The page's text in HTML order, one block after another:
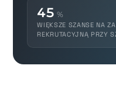
45 %
WIĘKSZE SZANSE NA
REKRUTACYJNĄ PRZY